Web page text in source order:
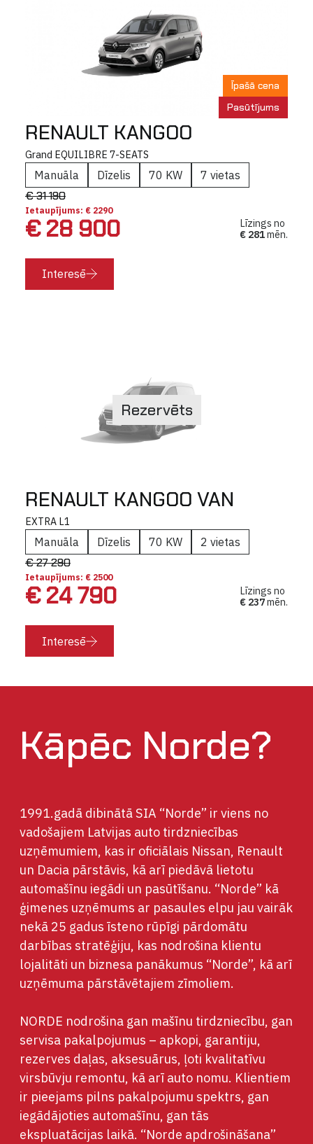
Īpašā cena
Pasūtījums
RENAULT KANGOO
Grand EQUILIBRE 7-SEATS
Manuāla Dīzelis 70 KW 7 vietas
€ 31 190
Ietaupījums: € 2290
€ 28 900
Līzings no
€ 281mēn.
Interesē
Rezervēts
RENAULT KANGOO VAN
EXTRA L1
Manuāla Dīzelis 70 KW 2 vietas
€ 27 290
Ietaupījums: € 2500
€ 24 790
Līzings no
€ 237mēn.
Interesē
Kāpēc Norde?
1991.gadā dibinātā SIA “Norde” ir viens no
vadošajiem Latvijas auto tirdzniecības
uzņēmumiem, kas ir oficiālais Nissan, Renault
un Dacia pārstāvis, kā arī piedāvā lietotu
automašīnu iegādi un pasūtīšanu. “Norde” kā
ģimenes uzņēmums ar pasaules elpu jau vairāk
nekā 25 gadus īsteno rūpīgi pārdomātu
darbības stratēģiju, kas nodrošina klientu
lojalitāti un biznesa panākumus “Norde”, kā arī
uzņēmuma pārstāvētajiem zīmoliem.
NORDE nodrošina gan mašīnu tirdzniecību, gan
servisa pakalpojumus – apkopi, garantiju,
rezerves daļas, aksesuārus, ļoti kvalitatīvu
virsbūvju remontu, kā arī auto nomu. Klientiem
ir pieejams pilns pakalpojumu spektrs, gan
iegādājoties automašīnu, gan tās
ekspluatācijas laikā. “Norde apdrošināšana”